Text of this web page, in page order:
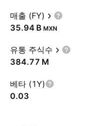
매출 (FY)
‪35.94 B‬ MXN
유통 주식수
‪384.77 M‬
베타 (1Y)
0.03